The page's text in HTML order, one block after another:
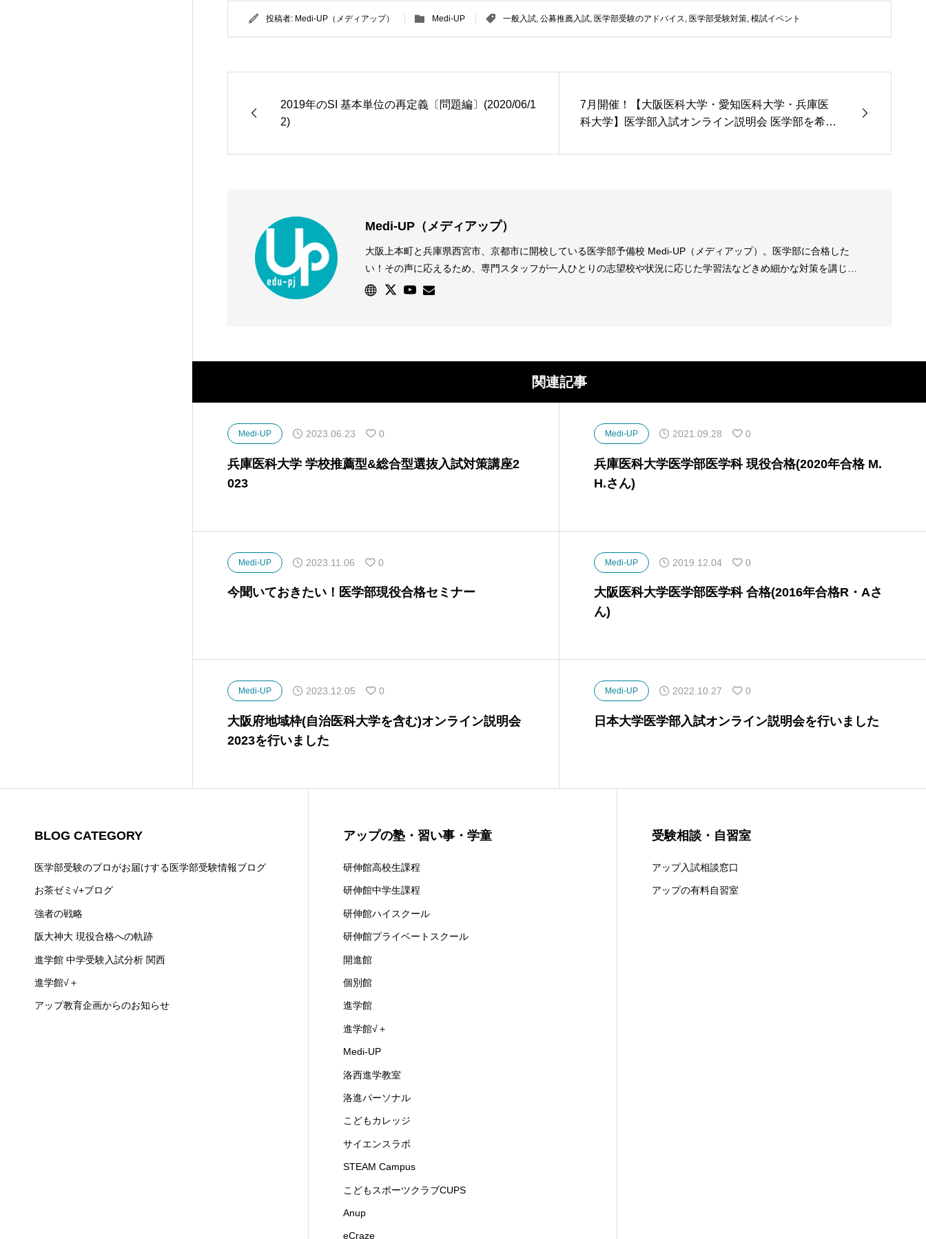
投稿者: Medi-UP（メディアップ） Medi-UP 一般入試, 公募推薦入試, 医学部受験のアドバイス, 医学部受験対策, 模試イベント
2019年のSI 基本単位の再定義〔問題編〕(2020/06/1
2)
7月開催！【大阪医科大学・愛知医科大学・兵庫医
科大学】医学部入試オンライン説明会 医学部を希望
Medi-UP（メディアップ）
大阪上本町と兵庫県西宮市、京都市に開校している医学部予備校 Medi-UP（メディアップ）。医学部に合格した
い！その声に応えるため、専門スタッフが一人ひとりの志望校や状況に応じた学習法などきめ細かな対策を講じま
す。優れた学習環境と万全のサポート体制で、個別指導授業に加え、少人数クラス授業を開講し、全ての医学部受
関連記事
Medi-UP 2023.06.23 0
兵庫医科大学 学校推薦型&総合型選抜入試対策講座2
023
Medi-UP 2021.09.28 0
兵庫医科大学医学部医学科 現役合格(2020年合格 M.
H.さん)
Medi-UP 2023.11.06 0
今聞いておきたい！医学部現役合格セミナー
Medi-UP 2019.12.04 0
大阪医科大学医学部医学科 合格(2016年合格R・Aさ
ん)
Medi-UP 2023.12.05 0
大阪府地域枠(自治医科大学を含む)オンライン説明会
2023を行いました
Medi-UP 2022.10.27 0
日本大学医学部入試オンライン説明会を行いました
BLOG CATEGORY
医学部受験のプロがお届けする医学部受験情報ブログ
お茶ゼミ√+ブログ
強者の戦略
阪大神大 現役合格への軌跡
進学館 中学受験入試分析 関西
進学館√＋
アップ教育企画からのお知らせ
アップの塾・習い事・学童
研伸館高校生課程
研伸館中学生課程
研伸館ハイスクール
研伸館プライベートスクール
開進館
個別館
進学館
進学館√＋
Medi-UP
洛西進学教室
洛進パーソナル
こどもカレッジ
サイエンスラボ
STEAM Campus
こどもスポーツクラブCUPS
Anup
eCraze
受験相談・自習室
アップ入試相談窓口
アップの有料自習室